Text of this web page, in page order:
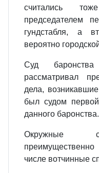
считались
председателем
гундстабля, а
вероятно
Суд
рассматривал
дела,
был судом
данного баронства.
Окружные
числе вотчинные